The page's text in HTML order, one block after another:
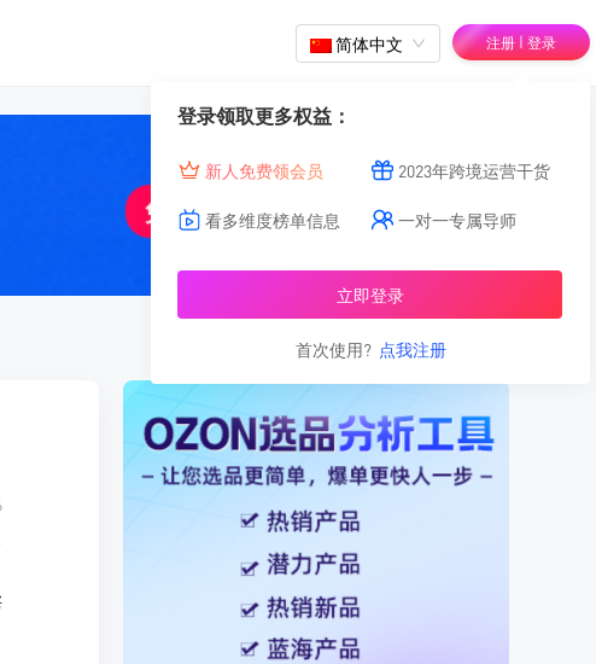
简体中文 注册 | 登录
登录领取更多权益：
新人免费领会员 2023年跨境运营干货
看多维度榜单信息 一对一专属导师
立即登录
首次使用? 点我注册